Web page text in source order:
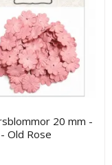
20 mm -
Old Rose